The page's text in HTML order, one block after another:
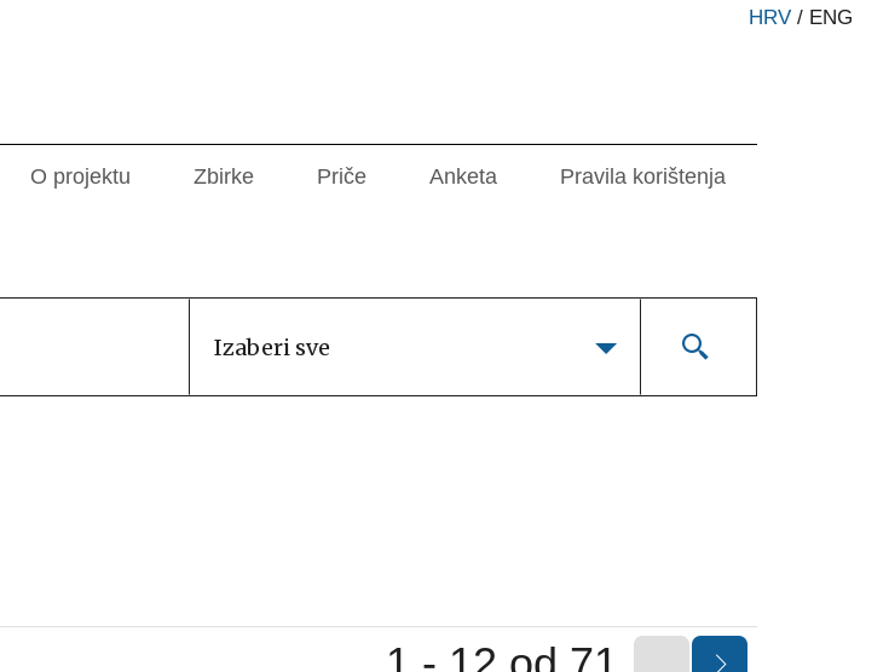
HRV / ENG
O projektu Zbirke Priče Anketa Pravila korištenja
Izaberi sve